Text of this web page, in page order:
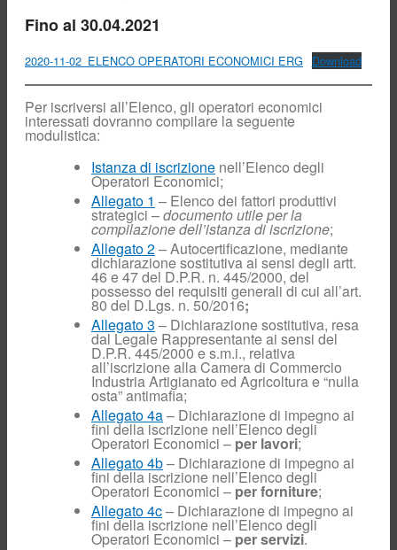
Piano annuale di
sviluppo
Piano mensile
Info varie
volumi
DISTRIBUZIONE
E MISURA DEL
GAS NATURALE
Scambio
informazioni
Application-to-
application
venditori
Call Center
Commerciale
Installatori
nuovi
Impianti
trasformati/modificati
Info installatori
Allegati e moduli
Fornitori
Società Trasparente
Fino al 30.04.2021
2020-11-02_ELENCO OPERATORI ECONOMICI ERG Download
Per iscriversi all’Elenco, gli operatori economici
interessati dovranno compilare la seguente
modulistica:
Istanza di iscrizione nell’Elenco degli
Operatori Economici;
Allegato 1 – Elenco dei fattori produttivi
strategici –documento utile per la
compilazione dell’istanza di iscrizione;
Allegato 2– Autocertificazione, mediante
dichiarazione sostitutiva ai sensi degli artt.
46 e 47 del D.P.R. n. 445/2000, del
possesso dei requisiti generali di cui all’art.
80 del D.Lgs. n. 50/2016;
Allegato 3 – Dichiarazione sostitutiva, resa
dal Legale Rappresentante ai sensi del
D.P.R. 445/2000 e s.m.i., relativa
all’iscrizione alla Camera di Commercio
Industria Artigianato ed Agricoltura e “nulla
osta” antimafia;
Allegato 4a– Dichiarazione di impegno ai
fini della iscrizione nell’Elenco degli
Operatori Economici – per lavori;
Allegato 4b– Dichiarazione di impegno ai
fini della iscrizione nell’Elenco degli
Operatori Economici – per forniture;
Allegato 4c– Dichiarazione di impegno ai
fini della iscrizione nell’Elenco degli
Operatori Economici – per servizi.